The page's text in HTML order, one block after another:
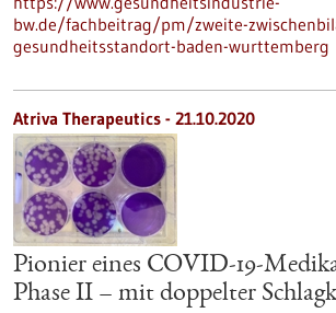
bw.de/fachbeitrag/pm/zweite-
gesundheitsstandort-baden-wurttemberg
Atriva Therapeutics - 21.10.2020
Pionier eines COVID-19-
Phase II – mit doppelter